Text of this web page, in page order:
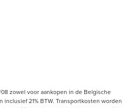
zowel voor aankopen in de Belgische
21% BTW. Transportkosten worden